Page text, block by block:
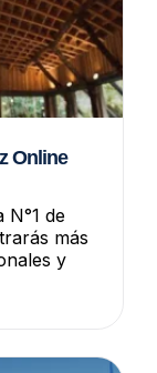
Online
de
más
y